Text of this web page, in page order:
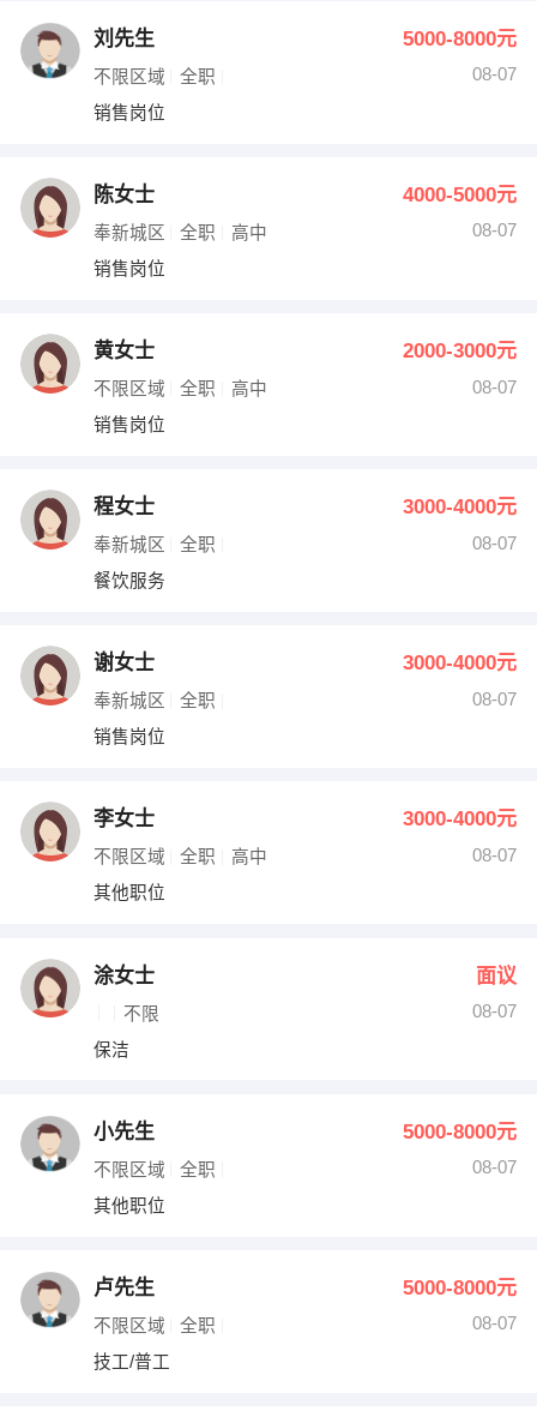
刘先生 5000-8000元
不限区域 全职
08-07
销售岗位
陈女士 4000-5000元
奉新城区 全职 高中
08-07
销售岗位
黄女士 2000-3000元
不限区域 全职 高中
08-07
销售岗位
程女士 3000-4000元
奉新城区 全职
08-07
餐饮服务
谢女士 3000-4000元
奉新城区 全职
08-07
销售岗位
李女士 3000-4000元
不限区域 全职 高中
08-07
其他职位
涂女士 面议
不限
08-07
保洁
小先生 5000-8000元
不限区域 全职
08-07
其他职位
卢先生 5000-8000元
不限区域 全职
08-07
技工/普工